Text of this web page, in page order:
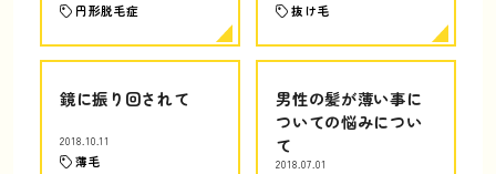
円形脱毛症 抜け毛
鏡に振り回されて
2018.10.11
薄毛
男性の髪が薄い事に
ついての悩みについ
て
2018.07.01